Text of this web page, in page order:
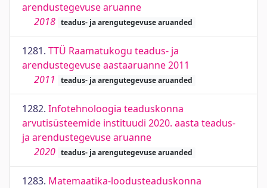
arendustegevuse aruanne
2018 teadus- ja arengutegevuse aruanded
1281. TTÜ Raamatukogu teadus- ja
arendustegevuse aastaaruanne 2011
2011
teadus- ja arengutegevuse aruanded
1282. Infotehnoloogia teaduskonna
arvutisüsteemide instituudi 2020. aasta teadus-
ja arendustegevuse aruanne
2020 teadus- ja arengutegevuse aruanded
1283. Matemaatika-loodusteaduskonna